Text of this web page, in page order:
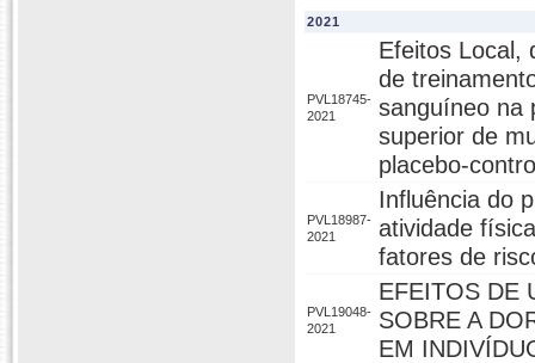
2021
PVL18745-
2021
Efeitos Local,
de
sanguíneo na
superior de
placebo-
PVL18987-
2021
Influência do
atividade
fatores de
PVL19048-
2021
EFEITOS DE
SOBRE A
EM